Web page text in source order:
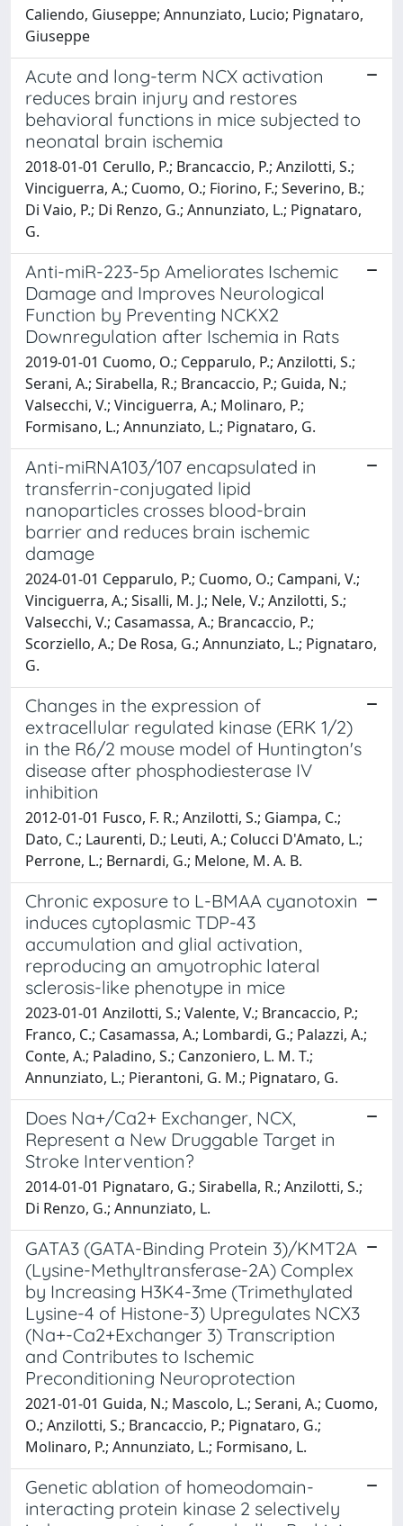
Caliendo, Giuseppe; Annunziato, Lucio; Pignataro,
Giuseppe
Acute and long-term NCX activation
reduces brain injury and restores
behavioral functions in mice subjected to
neonatal brain ischemia
2018-01-01 Cerullo, P.; Brancaccio, P.; Anzilotti, S.;
Vinciguerra, A.; Cuomo, O.; Fiorino, F.; Severino, B.;
Di Vaio, P.; Di Renzo, G.; Annunziato, L.; Pignataro,
G.
Anti-miR-223-5p Ameliorates Ischemic
Damage and Improves Neurological
Function by Preventing NCKX2
Downregulation after Ischemia in Rats
2019-01-01 Cuomo, O.; Cepparulo, P.; Anzilotti, S.;
Serani, A.; Sirabella, R.; Brancaccio, P.; Guida, N.;
Valsecchi, V.; Vinciguerra, A.; Molinaro, P.;
Formisano, L.; Annunziato, L.; Pignataro, G.
Anti-miRNA103/107 encapsulated in
transferrin-conjugated lipid
nanoparticles crosses blood-brain
barrier and reduces brain ischemic
damage
2024-01-01 Cepparulo, P.; Cuomo, O.; Campani, V.;
Vinciguerra, A.; Sisalli, M. J.; Nele, V.; Anzilotti, S.;
Valsecchi, V.; Casamassa, A.; Brancaccio, P.;
Scorziello, A.; De Rosa, G.; Annunziato, L.; Pignataro,
G.
Changes in the expression of
extracellular regulated kinase (ERK 1/2)
in the R6/2 mouse model of Huntington's
disease after phosphodiesterase IV
inhibition
2012-01-01 Fusco, F. R.; Anzilotti, S.; Giampa, C.;
Dato, C.; Laurenti, D.; Leuti, A.; Colucci D'Amato, L.;
Perrone, L.; Bernardi, G.; Melone, M. A. B.
Chronic exposure to L-BMAA cyanotoxin
induces cytoplasmic TDP-43
accumulation and glial activation,
reproducing an amyotrophic lateral
sclerosis-like phenotype in mice
2023-01-01 Anzilotti, S.; Valente, V.; Brancaccio, P.;
Franco, C.; Casamassa, A.; Lombardi, G.; Palazzi, A.;
Conte, A.; Paladino, S.; Canzoniero, L. M. T.;
Annunziato, L.; Pierantoni, G. M.; Pignataro, G.
Does Na+/Ca2+ Exchanger, NCX,
Represent a New Druggable Target in
Stroke Intervention?
2014-01-01 Pignataro, G.; Sirabella, R.; Anzilotti, S.;
Di Renzo, G.; Annunziato, L.
GATA3 (GATA-Binding Protein 3)/KMT2A
(Lysine-Methyltransferase-2A) Complex
by Increasing H3K4-3me (Trimethylated
Lysine-4 of Histone-3) Upregulates NCX3
(Na+-Ca2+Exchanger 3) Transcription
and Contributes to Ischemic
Preconditioning Neuroprotection
2021-01-01 Guida, N.; Mascolo, L.; Serani, A.; Cuomo,
O.; Anzilotti, S.; Brancaccio, P.; Pignataro, G.;
Molinaro, P.; Annunziato, L.; Formisano, L.
Genetic ablation of homeodomain-
interacting protein kinase 2 selectively